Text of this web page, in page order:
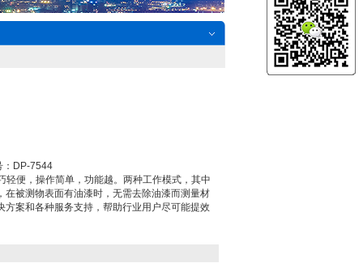
：DP-7544
便，操作简单，功能越。两种工作模式，其中
被测物表面有油漆时，无需去除油漆而测量材
案和各种服务支持，帮助行业用户尽可能提效